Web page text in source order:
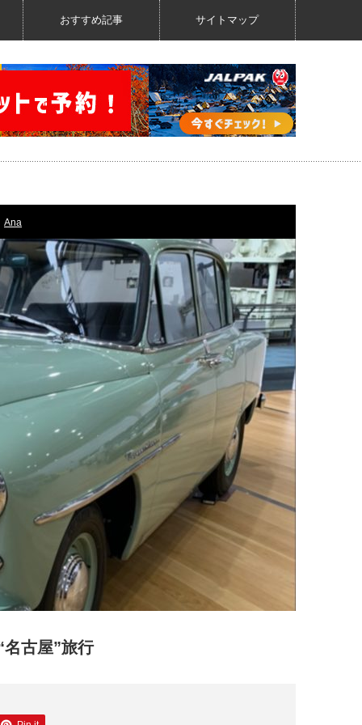
おすすめ記事 サイトマップ
Ana
古屋”旅行